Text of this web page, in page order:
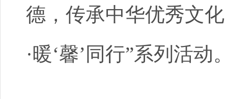
德，传承中华优秀文
·暖‘馨’同行”系列活动